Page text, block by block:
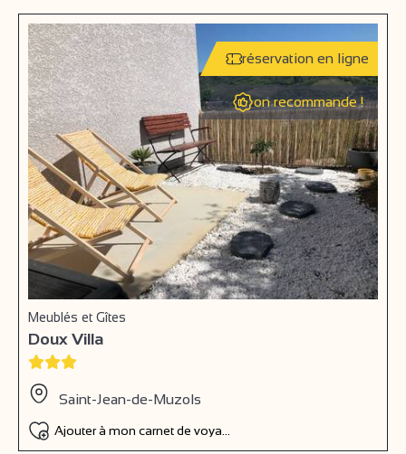
réservation en ligne
on recommande !
Meublés et Gîtes
Doux Villa
Saint-Jean-de-Muzols
Ajouter à mon carnet de voyage